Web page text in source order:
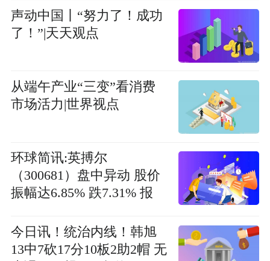
声动中国丨“努力了！成功
了！”|天天观点
从端午产业“三变”看消费
市场活力|世界视点
环球简讯:英搏尔
（300681）盘中异动 股价
振幅达6.85% 跌7.31% 报
今日讯！统治内线！韩旭
13中7砍17分10板2助2帽 无